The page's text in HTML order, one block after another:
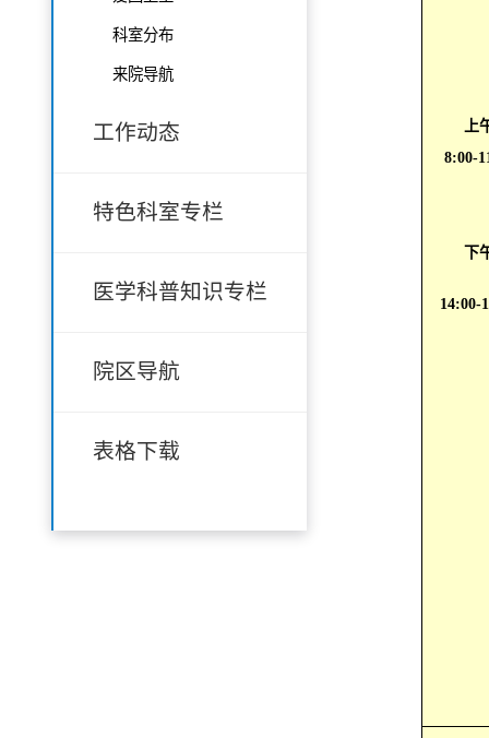
科室分布
来院导航
工作动态
特色科室专栏
医学科普知识专栏
院区导航
表格下载
上
8:00-
下
14:00-